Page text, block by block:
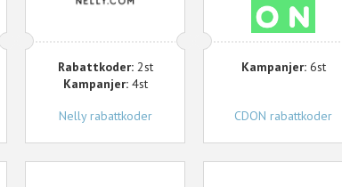
Rabattkoder:2st
Kampanjer:4st
Nelly rabattkoder
Kampanjer:6st
CDON rabattkoder